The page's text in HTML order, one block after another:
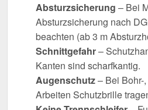
Absturzsicherung – Bei
Absturzsicherung nach
beachten (ab 3 m
Schnittgefahr–
Kanten sind scharfkantig.
Augenschutz– Bei Bohr-
Arbeiten Schutzbrille